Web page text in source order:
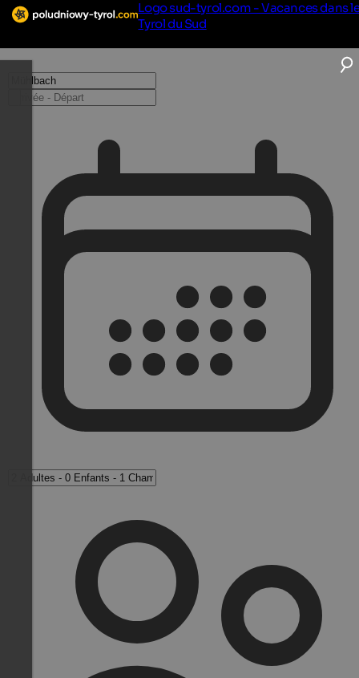
Logo sud-tyrol.com - Vacances dans
Tyrol du Sud